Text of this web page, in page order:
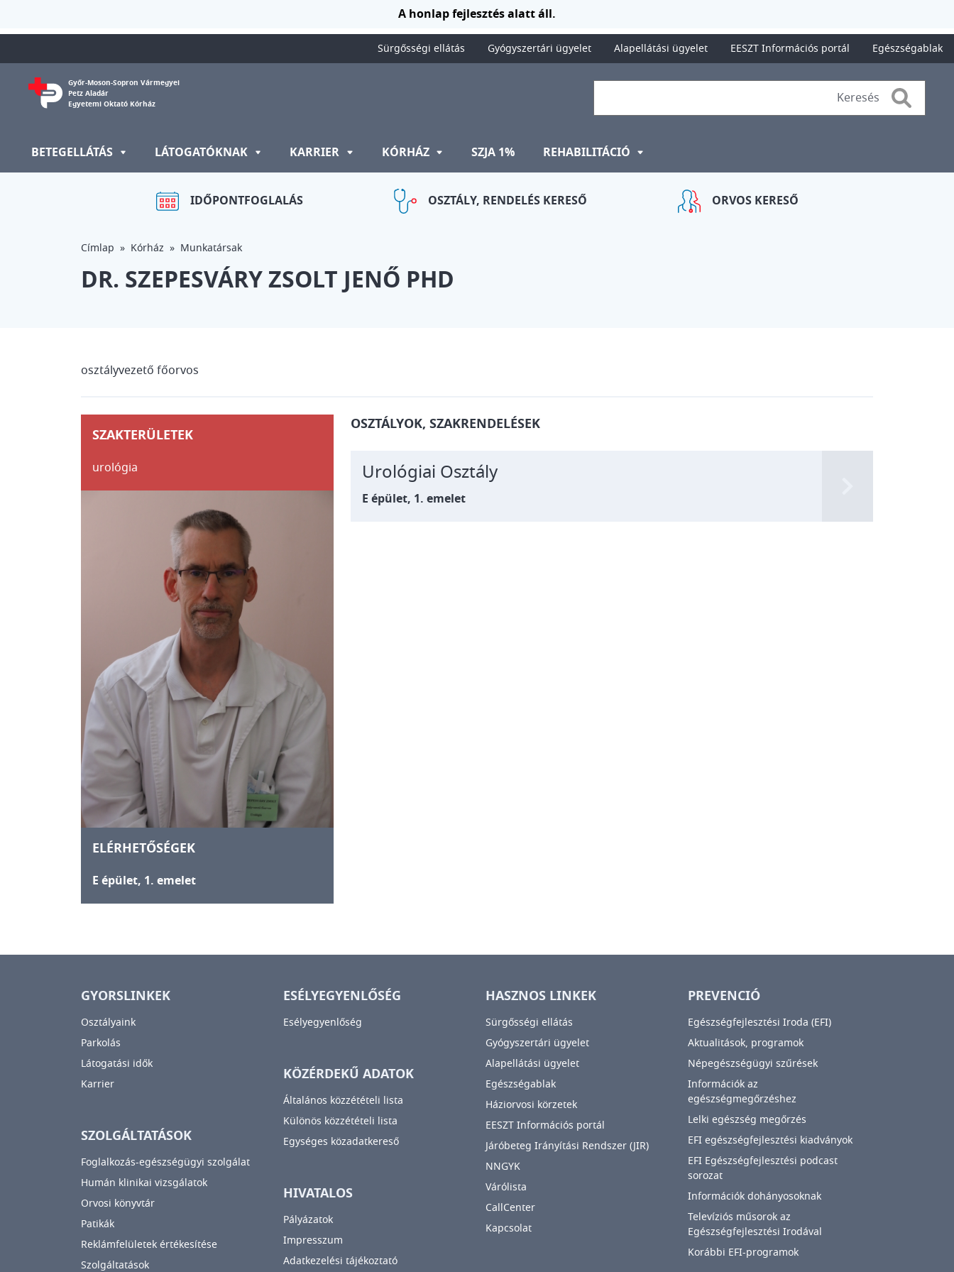
A honlap fejlesztés alatt áll.
Sürgősségi ellátás Gyógyszertári ügyelet Alapellátási ügyelet EESZT Információs portál Egészségablak
Győr-Moson-Sopron Vármegyei
Petz Aladár
Egyetemi Oktató Kórház
Search
BETEGELLÁTÁS LÁTOGATÓKNAK KARRIER KÓRHÁZ SZJA 1% REHABILITÁCIÓ
IDŐPONTFOGLALÁS OSZTÁLY, RENDELÉS KERESŐ ORVOS KERESŐ
Címlap Kórház Munkatársak
DR. SZEPESVÁRY ZSOLT JENŐ PHD
osztályvezető főorvos
SZAKTERÜLETEK
urológia
ELÉRHETŐSÉGEK
E épület, 1. emelet
OSZTÁLYOK, SZAKRENDELÉSEK
Urológiai Osztály
E épület, 1. emelet
GYORSLINKEK
Osztályaink
Parkolás
Látogatási idők
Karrier
SZOLGÁLTATÁSOK
Foglalkozás-egészségügyi szolgálat
Humán klinikai vizsgálatok
Orvosi könyvtár
Patikák
Reklámfelületek értékesítése
Szolgáltatások
ESÉLYEGYENLŐSÉG
Esélyegyenlőség
KÖZÉRDEKŰ ADATOK
Általános közzétételi lista
Különös közzétételi lista
Egységes közadatkereső
HIVATALOS
Pályázatok
Impresszum
Adatkezelési tájékoztató
HASZNOS LINKEK
Sürgősségi ellátás
Gyógyszertári ügyelet
Alapellátási ügyelet
Egészségablak
Háziorvosi körzetek
EESZT Információs portál
Járóbeteg Irányítási Rendszer (JIR)
NNGYK
Várólista
CallCenter
Kapcsolat
PREVENCIÓ
Egészségfejlesztési Iroda (EFI)
Aktualitások, programok
Népegészségügyi szűrések
Információk az
egészségmegőrzéshez
Lelki egészség megőrzés
EFI egészségfejlesztési kiadványok
EFI Egészségfejlesztési podcast
sorozat
Információk dohányosoknak
Televíziós műsorok az
Egészségfejlesztési Irodával
Korábbi EFI-programok